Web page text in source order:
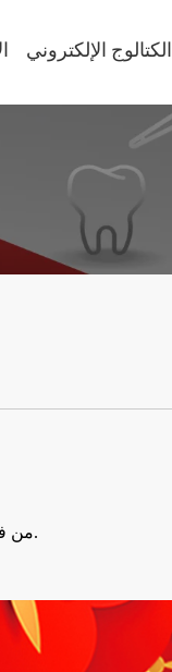
الكتالوج الإلكتروني
من فضلك كن على علم بأن جميع مكاتبنا سوف تكون مغلقة من 2 فبراير.2024 إلى 18 فبراير.2024 ل الصينية الربيع المناسبات العطلات.